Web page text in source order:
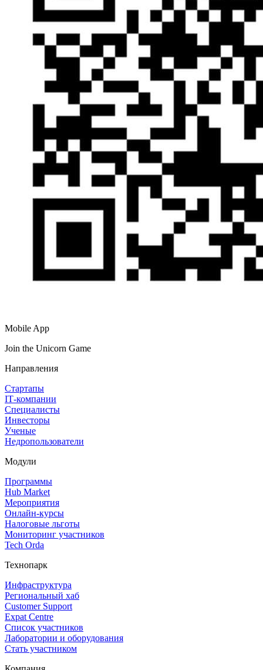
Mobile App
Join the Unicorn Game
Направления
Стартапы
IT‑компании
Специалисты
Инвесторы
Ученые
Недропользователи
Модули
Программы
Hub Market
Мероприятия
Онлайн‑курсы
Налоговые льготы
Мониторинг участников
Tech Orda
Технопарк
Инфраструктура
Региональный хаб
Customer Support
Expat Centre
Список участников
Лаборатории и оборудования
Стать участником